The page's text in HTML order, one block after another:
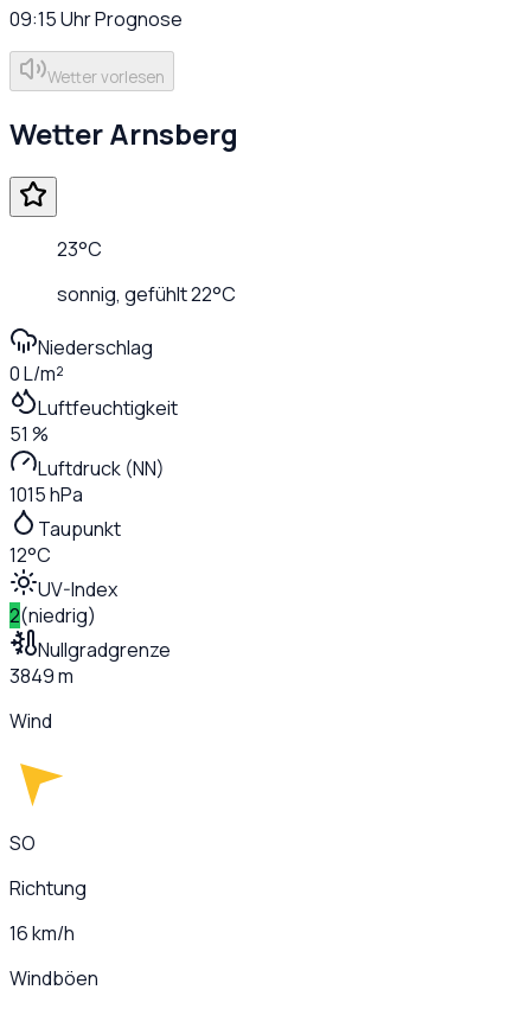
09:15UhrPrognose
Wetter vorlesen
WetterArnsberg
23°C
sonnig, gefühlt22°C
Niederschlag
0 L/m²
Luftfeuchtigkeit
51 %
Luftdruck (NN)
1015 hPa
Taupunkt
12°C
UV-Index
2(niedrig)
Nullgradgrenze
3849 m
Wind
SO
Richtung
16 km/h
Windböen